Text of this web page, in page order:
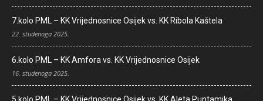
7.kolo PML – KK Vrijednosnice Osijek vs. KK Ribola Kaštela
22. studenoga 2025.
6.kolo PML – KK Amfora vs. KK Vrijednosnice Osijek
16. studenoga 2025.